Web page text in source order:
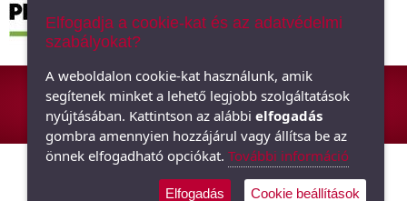
ÁSZF|Adatkezelési tájékoztató| Oldaltérkép
Hőszigetelő anyagok, polisztirol, üveggyapot - Minden ami szigetelés,
hőszigetelés
Árukereső.hu
Elfogadja a cookie-kat és az adatvédelmi
szabályokat?
A weboldalon cookie-kat használunk, amik
segítenek minket a lehető legjobb szolgáltatások
nyújtásában. Kattintson az alábbi elfogadás
gombra amennyien hozzájárul vagy állítsa be az
önnek elfogadható opciókat. További információ
Elfogadás Cookie beállítások